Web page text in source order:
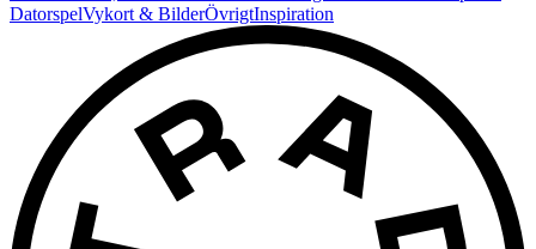
DatorspelVykort & BilderÖvrigtInspiration